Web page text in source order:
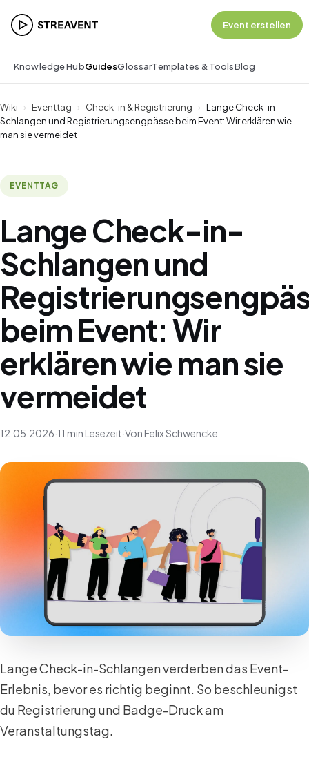
Event erstellen
Knowledge HubGuidesGlossarTemplates & ToolsBlog
Wiki › Eventtag › Check-in & Registrierung › Lange Check-in-
Schlangen und Registrierungsengpässe beim Event: Wir erklären wie
man sie vermeidet
EVENTTAG
Lange Check-in-
Schlangen und
beim Event: Wir
erklären wie man sie
vermeidet
12.05.2026·11 min Lesezeit·Von Felix Schwencke
Lange Check-in-Schlangen verderben das Event-
Erlebnis, bevor es richtig beginnt. So beschleunigst
du Registrierung und Badge-Druck am
Veranstaltungstag.